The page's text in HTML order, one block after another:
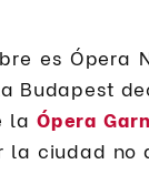
es Ópera
Budapest
la Ópera
la ciudad no